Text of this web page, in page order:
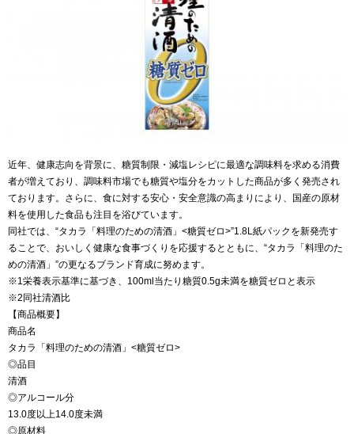
近年、健康志向を背景に、糖質制限・減塩レシピに最適な調味料を求める消費
者が増えており、調味料市場でも糖質や塩分をカットした商品が多く発売され
ております。さらに、食に対する安心・安全意識の高まりにより、国産の原材
料を使用した食品も注目を浴びています。
同社では、“タカラ「料理のための清酒」<糖質ゼロ>”1.8L紙パックを新発売す
ることで、おいしく健康な食事づくりを応援するとともに、“タカラ「料理のた
めの清酒」”の更なるブランド育成に努めます。
※1栄養表示基準に基づき、100ml当たり糖質0.5g未満を糖質ゼロと表示
※2同社清酒比
【商品概要】
商品名
タカラ「料理のための清酒」<糖質ゼロ>
◎品目
清酒
◎アルコール分
13.0度以上14.0度未満
◎原材料